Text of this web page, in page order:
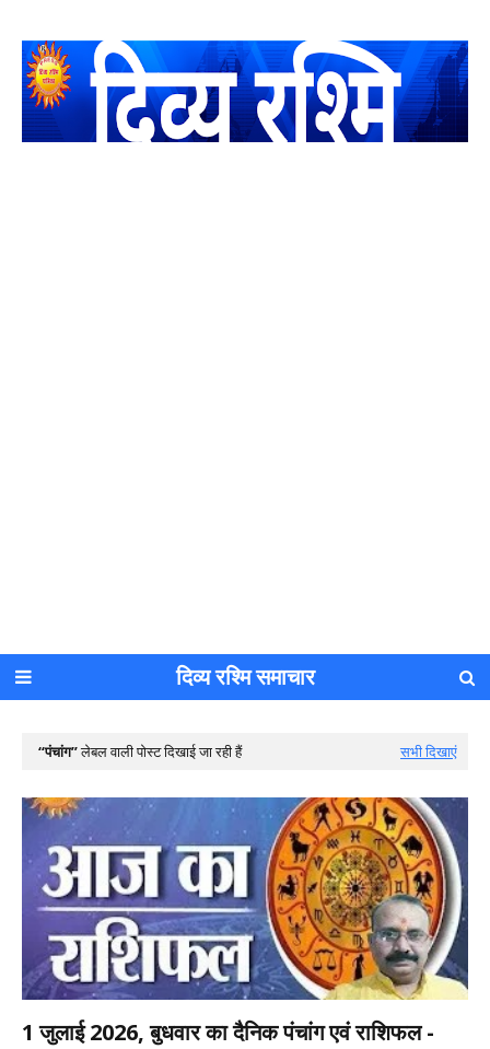
दिव्य रश्मि समाचार
पंचांग लेबल वाली पोस्ट दिखाई जा रही हैं सभी दिखाएं
1 जुलाई 2026, बुधवार का दैनिक पंचांग एवं राशिफल -